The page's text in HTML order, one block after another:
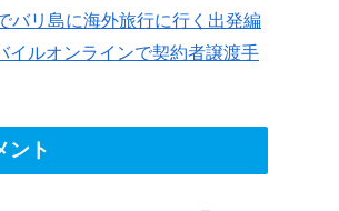
バリ島に海外旅行に行く出発編
イルオンラインで契約者譲渡手
ント